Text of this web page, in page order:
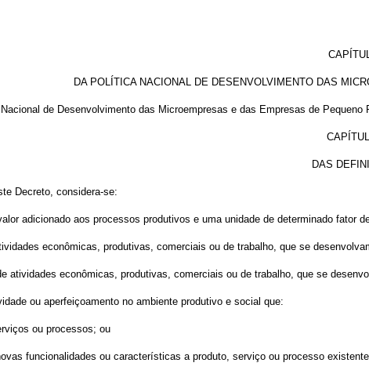
DA POLÍTICA NACIONAL DE DESENVOLVIMENTO DAS
de Desenvolvimento das Microempresas e das Empresas de Pequeno
DAS
Decreto, considera-se:
adicionado aos processos produtivos e uma unidade de determinado fator
econômicas, produtivas, comerciais ou de trabalho, que se
atividades econômicas, produtivas, comerciais ou de trabalho, que se
ou aperfeiçoamento no ambiente produtivo e social que:
ou processos; ou
funcionalidades ou características a produto, serviço ou processo